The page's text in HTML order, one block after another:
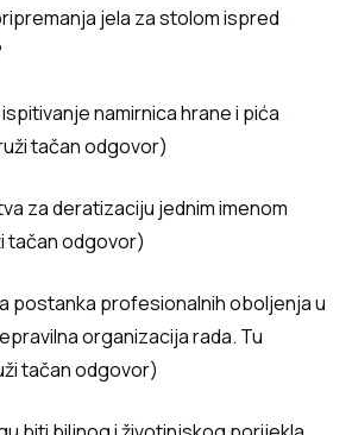
jela za stolom ispred
namirnica hrane i pića
tačan odgovor)
za deratizaciju jednim imenom
tačan odgovor)
postanka profesionalnih oboljenja u
organizacija rada. Tu
tačan odgovor)